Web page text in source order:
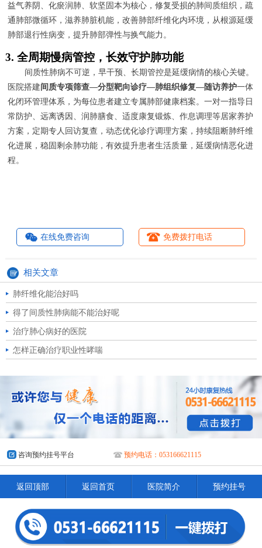
益气养阴、化瘀润肺、软坚固本为核心，修复受损的肺间质组织，疏
通肺部微循环，滋养肺脏机能，改善肺部纤维化内环境，从根源延缓
肺部退行性病变，提升肺部弹性与换气能力。
3. 全周期慢病管控，长效守护肺功能
间质性肺病不可逆，早干预、长期管控是延缓病情的核心关键。
医院搭建间质专项筛查—分型靶向诊疗—肺组织修复—随访养护一体
化闭环管理体系，为每位患者建立专属肺部健康档案。一对一指导日
常防护、远离诱因、润肺膳食、适度康复锻炼、作息调理等居家养护
方案，定期专人回访复查，动态优化诊疗调理方案，持续阻断肺纤维
化进展，稳固剩余肺功能，有效提升患者生活质量，延缓病情恶化进
程。
在线免费咨询 免费拨打电话
相关文章
肺纤维化能治好吗
得了间质性肺病能不能治好呢
治疗肺心病好的医院
怎样正确治疗职业性哮喘
咨询预约挂号平台 预约电话：053166621115
返回顶部 返回首页 医院简介 预约挂号